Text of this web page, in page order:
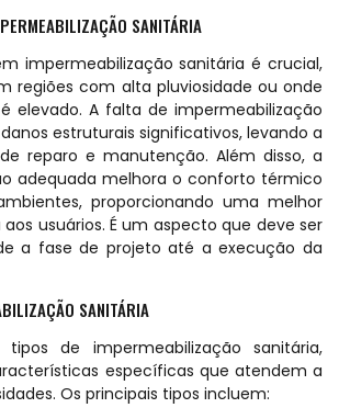
SANITÁRIA
impermeabilização sanitária é crucial,
regiões com alta pluviosidade ou onde
elevado. A falta de impermeabilização
estruturais significativos, levando a
reparo e manutenção. Além disso, a
adequada melhora o conforto térmico
proporcionando uma melhor
usuários. É um aspecto que deve ser
a fase de projeto até a execução da
SANITÁRIA
tipos de impermeabilização sanitária,
específicas que atendem a
Os principais tipos incluem: